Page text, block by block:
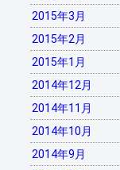
2015年3月
2015年2月
2015年1月
2014年12月
2014年11月
2014年10月
2014年9月